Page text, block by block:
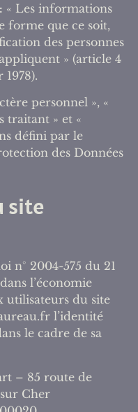
« Les informations
forme que ce soit,
des personnes
» (article 4
personnel », «
traitant » et «
défini par le
des Données
site
n° 2004-575 du 21
l’économie
utilisateurs du site
l’identité
le cadre de sa
– 85 route de
Cher